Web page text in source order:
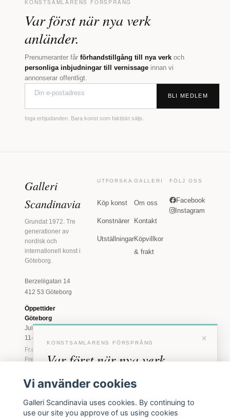
KONSTSAMLARENS FÖRSPRÅNG
Var först när nya verk
anländer.
Prenumeranter får förhandstillgång till nya verk och
personliga inbjudningar till vernissage innan vi
annonserar offentligt.
BLI MEDLEM
Inga erbjudanden. Bara konst som faktiskt säljs.
Galleri
Scandinavia
Grundat 1972. Tre
generationer av
nordisk och
internationell konst i
Göteborg.
Berzeliigatan 14
412 53 Göteborg
Öppettider
Göteborg
Juli: Tis 11-18 · Lör
11-16
Fr.o.m. augusti: Tis-
Fre 11-18 · Lör 11-
Marstrand
2026
Tis-Fre 11-18 ·
UTFORSKA
Köp konst
Konstnärer
Utställningar
GALLERI
Om oss
Kontakt
Köpvillkor
& frakt
FÖLJ OSS
Facebook
Instagram
×
KONSTSAMLARENS FÖRSPRÅNG
Var först när nya verk
anländer
inbjudningar till vernissage, innan vi annonserar
offentligt.
Vi använder cookies
Galleri Scandinavia uses cookies. By continuing to
use our site you approve of us using cookies